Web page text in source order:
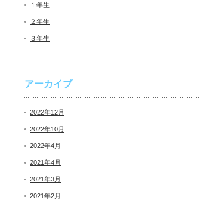
１年生
２年生
３年生
アーカイブ
2022年12月
2022年10月
2022年4月
2021年4月
2021年3月
2021年2月